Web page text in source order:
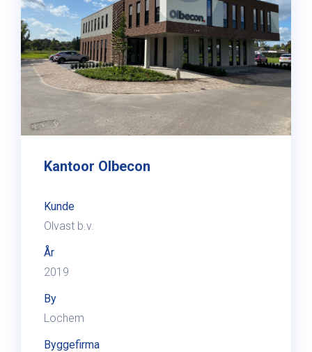
Kantoor Olbecon
Kunde
Olvast b.v.
År
2019
By
Lochem
Byggefirma